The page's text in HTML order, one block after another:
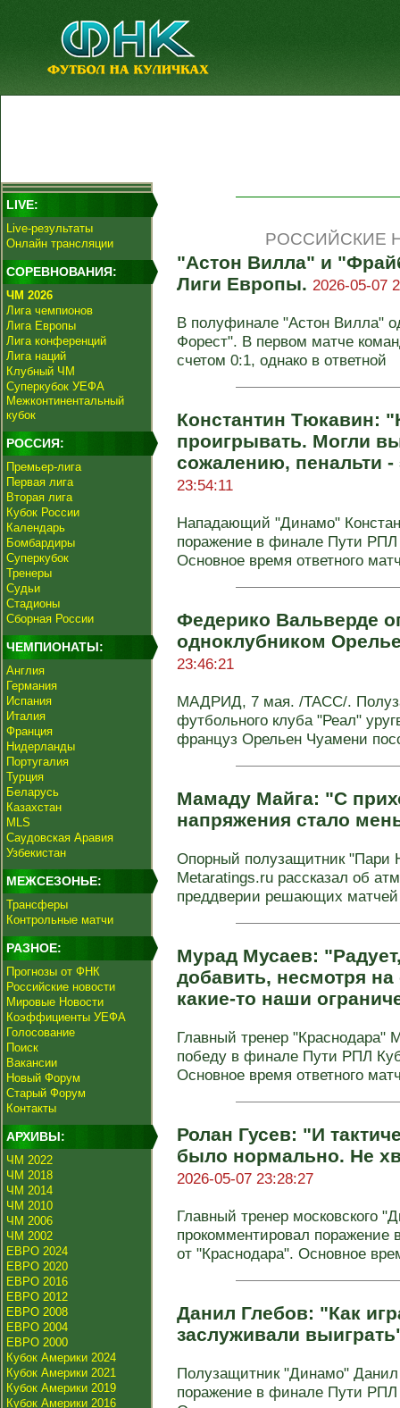
LIVE:
Live-результаты
Онлайн трансляции
СОРЕВНОВАНИЯ:
ЧМ 2026
Лига чемпионов
Лига Европы
Лига конференций
Лига наций
Клубный ЧМ
Суперкубок УЕФА
Межконтинентальный
кубок
РОССИЯ:
Премьер-лига
Первая лига
Вторая лига
Кубок России
Календарь
Бомбардиры
Суперкубок
Тренеры
Судьи
Стадионы
Сборная России
ЧЕМПИОНАТЫ:
Англия
Германия
Испания
Италия
Франция
Нидерланды
Португалия
Турция
Беларусь
Казахстан
MLS
Саудовская Аравия
Узбекистан
МЕЖСЕЗОНЬЕ:
Трансферы
Контрольные матчи
РАЗНОЕ:
Прогнозы от ФНК
Российские новости
Мировые Новости
Коэффициенты УЕФА
Голосование
Поиск
Вакансии
Новый Форум
Старый Форум
Контакты
АРХИВЫ:
ЧМ 2022
ЧМ 2018
ЧМ 2014
ЧМ 2010
ЧМ 2006
ЧМ 2002
ЕВРО 2024
ЕВРО 2020
ЕВРО 2016
ЕВРО 2012
ЕВРО 2008
ЕВРО 2004
ЕВРО 2000
Кубок Америки 2024
Кубок Америки 2021
Кубок Америки 2019
Кубок Америки 2016
РОССИЙСКИЕ
"Астон Вилла" и
Лиги Европы. 2026-05-07
В полуфинале "Астон Вилла"
Форест". В первом матче
счетом 0:1, однако в ответной
Константин Тюкавин:
проигрывать. Могли
сожалению, пенальти -
23:54:11
Нападающий "Динамо"
поражение в финале Пути РПЛ
Основное время ответного
Федерико Вальверде
одноклубником
23:46:21
МАДРИД, 7 мая. /ТАСС/.
футбольного клуба "Реал"
француз Орельен Чуамени
Мамаду Майга: "С
напряжения стало
Опорный полузащитник
Metaratings.ru рассказал об
преддверии решающих
Мурад Мусаев:
добавить, несмотря
какие-то наши
Главный тренер "Краснодара"
победу в финале Пути РПЛ
Основное время ответного
Ролан Гусев: "И
было нормально. Не
2026-05-07 23:28:27
Главный тренер московского
прокомментировал
от "Краснодара". Основное
Данил Глебов: "Как
заслуживали
Полузащитник "Динамо"
поражение в финале Пути РПЛ